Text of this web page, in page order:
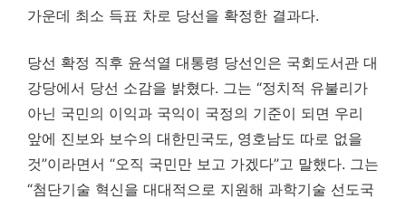
가운데 최소 득표 차로 당선을 확정한 결과다.
당선 확정 직후 윤석열 대통령 당선인은 국회도서관 대
강당에서 당선 소감을 밝혔다. 그는 “정치적 유불리가
아닌 국민의 이익과 국익이 국정의 기준이 되면 우리
앞에 진보와 보수의 대한민국도, 영호남도 따로 없을
것”이라면서 “오직 국민만 보고 가겠다”고 말했다. 그는
“첨단기술 혁신을 대대적으로 지원해 과학기술 선도국